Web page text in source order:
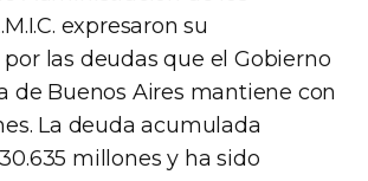
expresaron su
las deudas que el Gobierno
de Buenos Aires mantiene con
La deuda acumulada
millones y ha sido